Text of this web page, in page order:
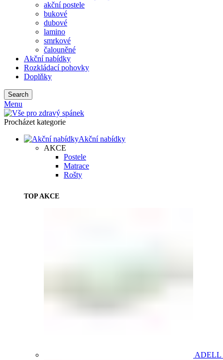
akční postele
bukové
dubové
lamino
smrkové
čalouněné
Akční nabídky
Rozkládací pohovky
Doplňky
Search
Menu
Procházet kategorie
Akční nabídky
AKCE
Postele
Matrace
Rošty
TOP AKCE
ADELL